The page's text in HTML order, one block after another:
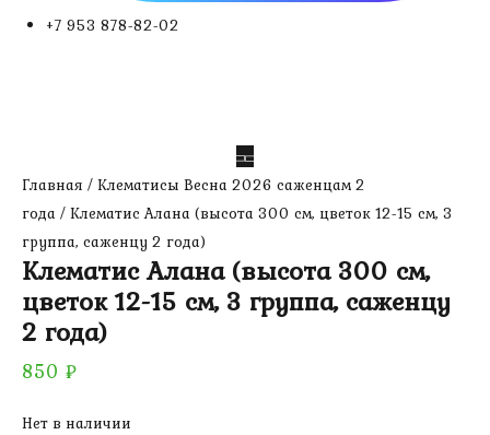
+7 953 878-82-02
Главная / Клематисы Весна 2026 саженцам 2
года / Клематис Алана (высота 300 см, цветок 12-15 см, 3
группа, саженцу 2 года)
Клематис Алана (высота 300 см,
цветок 12-15 см, 3 группа, саженцу
2 года)
850 ₽
Нет в наличии